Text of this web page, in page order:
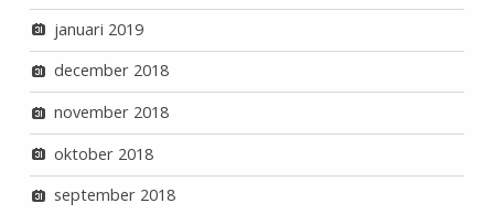
januari 2019
december 2018
november 2018
oktober 2018
september 2018